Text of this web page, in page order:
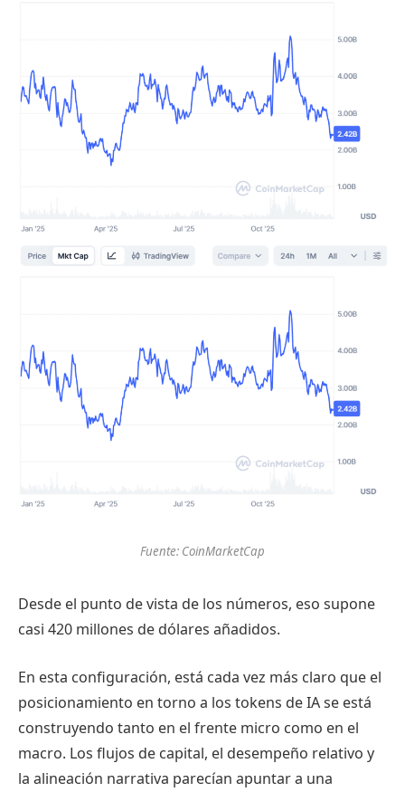
Fuente: CoinMarketCap
Desde el punto de vista de los números, eso supone
casi 420 millones de dólares añadidos.
En esta configuración, está cada vez más claro que el
posicionamiento en torno a los tokens de IA se está
construyendo tanto en el frente micro como en el
macro. Los flujos de capital, el desempeño relativo y
la alineación narrativa parecían apuntar a una